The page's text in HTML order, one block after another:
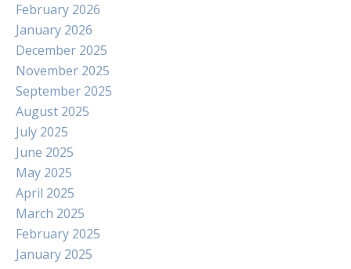
February 2026
January 2026
December 2025
November 2025
September 2025
August 2025
July 2025
June 2025
May 2025
April 2025
March 2025
February 2025
January 2025